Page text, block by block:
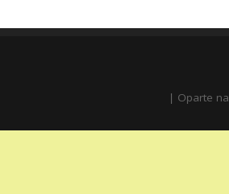
| Oparte na